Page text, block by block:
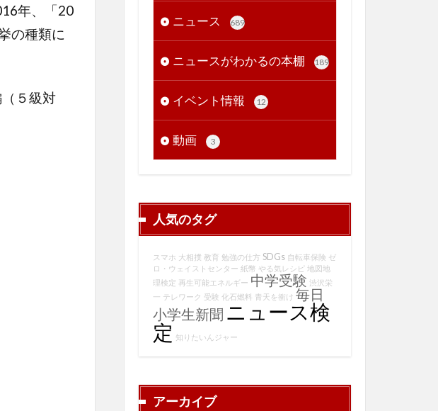
年、「20
の種類に
５級対
ニュース 689
ニュースがわかるの本棚 189
イベント情報 12
動画 3
人気のタグ
スマホ 大相撲 教育 勉強の仕方 SDGs 自転車保険 ゼ
ロ・ウェイストセンター 紙幣 やる気レシピ
地図地
理検定 再生可能エネルギー 中学受験 渋沢栄
一 テレワーク 受験 化石燃料 青天を衝け 毎日
小学生新聞 ニュース検
定 知りたいんジャー
アーカイブ